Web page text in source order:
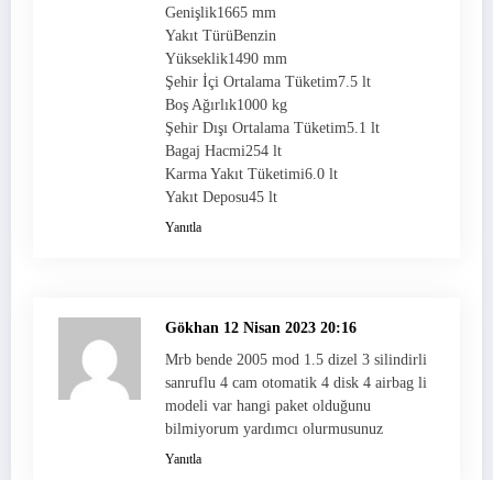
Genişlik1665 mm
Yakıt TürüBenzin
Yükseklik1490 mm
Şehir İçi Ortalama Tüketim7.5 lt
Boş Ağırlık1000 kg
Şehir Dışı Ortalama Tüketim5.1 lt
Bagaj Hacmi254 lt
Karma Yakıt Tüketimi6.0 lt
Yakıt Deposu45 lt
Yanıtla
Gökhan 12 Nisan 2023 20:16
Mrb bende 2005 mod 1.5 dizel 3 silindirli
sanruflu 4 cam otomatik 4 disk 4 airbag li
modeli var hangi paket olduğunu
bilmiyorum yardımcı olurmusunuz
Yanıtla